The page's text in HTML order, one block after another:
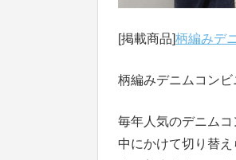
[掲載商品]柄編みデ
柄編みデニムコンビ
毎年人気のデニム
中にかけて切り替